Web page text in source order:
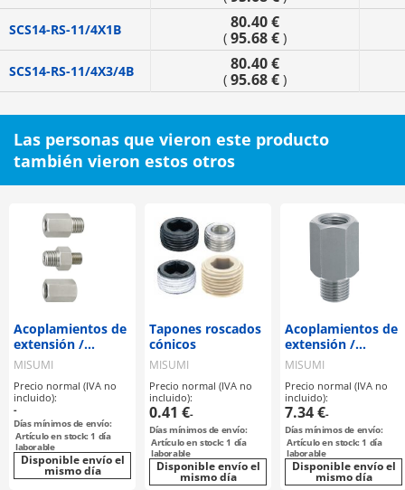
SCS14-RS-11/4X1B 80.40 €
( 95.68 € )
SCS14-RS-11/4X3/4B 80.40 €
( 95.68 € )
Las personas que vieron este producto
también vieron estos otros
Acoplamientos de
extensión /
longitud
configurable
MISUMI
Precio normal (IVA no
incluido):
-
Días mínimos de envío:
Artículo en stock: 1 día
laborable
Disponible envío el
mismo día
Tapones roscados
cónicos
MISUMI
Precio normal (IVA no
incluido):
0.41 €-
Días mínimos de envío:
Artículo en stock: 1 día
laborable
Disponible envío el
mismo día
Acoplamientos de
extensión /
longitud
seleccionable
MISUMI
Precio normal (IVA no
incluido):
7.34 €-
Días mínimos de envío:
Artículo en stock: 1 día
laborable
Disponible envío el
mismo día